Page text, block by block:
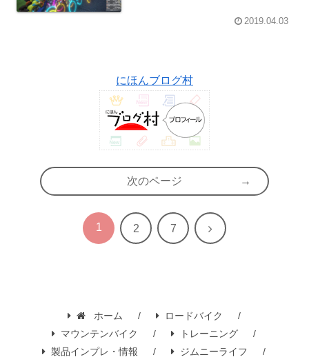
2019.04.03
にほんブログ村
次のページ
1 2 7 次
ホーム
ロードバイク
マウンテンバイク
トレーニング
製品インプレ・情報
ジムニーライフ